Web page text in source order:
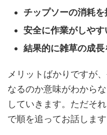
チップソーの消耗
安全に作業がしやす
結果的に雑草の成
メリットばかりですが
なるのか意味がわから
していきます。ただそ
で順を追ってお話します